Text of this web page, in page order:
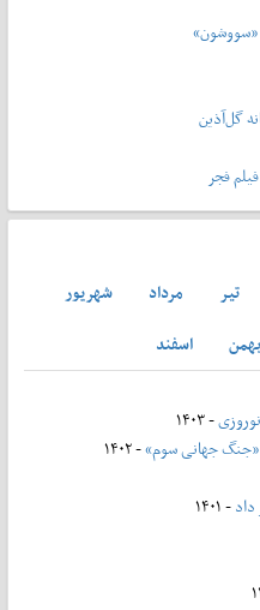
گل‌آذین
فجر
تير مرداد
شهريور
بهمن
اسفند
- ۱۴۰۳
جهانی سوم»- ۱۴۰۲
- ۱۴۰۱